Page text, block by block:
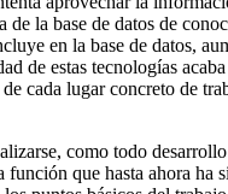
la base de datos de
en la base de datos,
de estas tecnologías
cada lugar concreto de
como todo
que hasta ahora